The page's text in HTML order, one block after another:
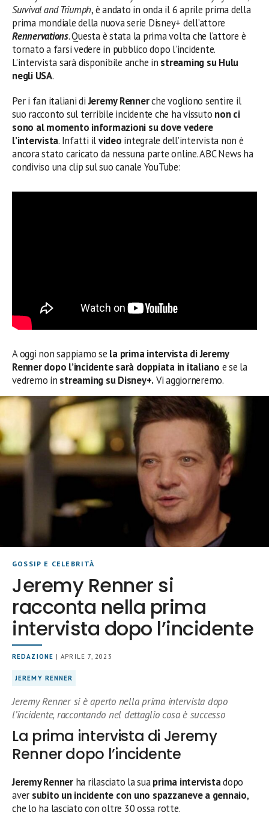
Survival and Triumph, è andato in onda il 6 aprile prima della
prima mondiale della nuova serie Disney+ dell’attore
Rennervations. Questa è stata la prima volta che l’attore è
tornato a farsi vedere in pubblico dopo l’incidente.
L’intervista sarà disponibile anche in streaming su Hulu
negli USA.
Per i fan italiani diJeremy Rennerche vogliono sentire il
suo racconto sul terribile incidente che ha vissuto non ci
sono al momento informazioni su dove vedere
l’intervista. Infatti ilvideo integrale dell’intervista non è
ancora stato caricato da nessuna parte online. ABC News ha
condiviso una clip sul suo canale YouTube:
A oggi non sappiamo se la prima intervista di Jeremy
Renner dopo l’incidente sarà doppiata in italiano e se la
vedremo in streaming su Disney+.Vi aggiorneremo.
GOSSIP E CELEBRITÀ
Jeremy Renner si
racconta nella prima
intervista dopo l’incidente
REDAZIONE | APRILE 7, 2023
JEREMY RENNER
Jeremy Renner si è aperto nella prima intervista dopo
l’incidente, raccontando nel dettaglio cosa è successo
La prima intervista di Jeremy
Renner dopo l’incidente
Jeremy Rennerha rilasciato la suaprima intervistadopo
aver subito un incidente con uno spazzaneve a gennaio,
che lo ha lasciato con oltre 30 ossa rotte.